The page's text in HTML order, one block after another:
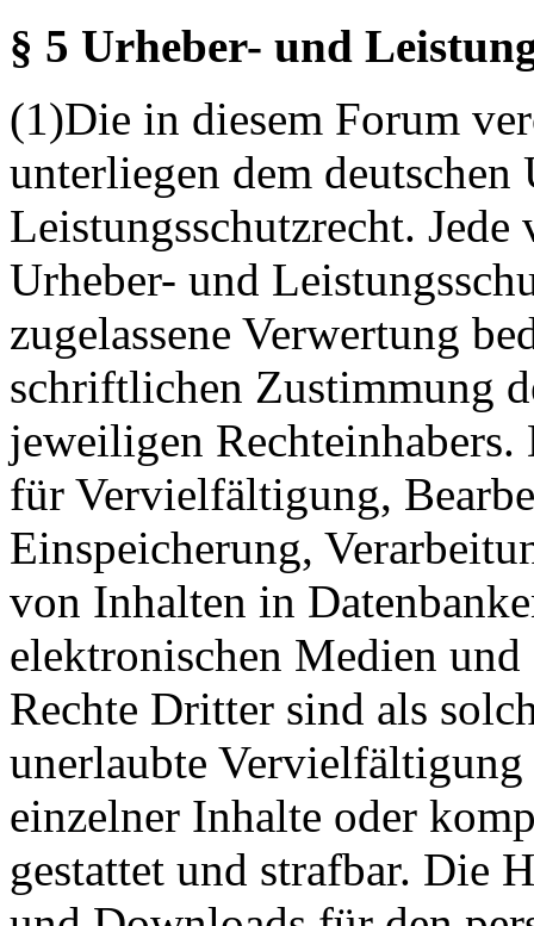
§ 5 Urheber- und
(1)Die in diesem Forum
unterliegen dem deutschen
Leistungsschutzrecht. Jede
Urheber- und
zugelassene Verwertung
schriftlichen Zustimmung
jeweiligen
für Vervielfältigung,
Einspeicherung,
von Inhalten in
elektronischen Medien
Rechte Dritter sind als
unerlaubte Vervielfältigung
einzelner Inhalte oder
gestattet und strafbar. Die